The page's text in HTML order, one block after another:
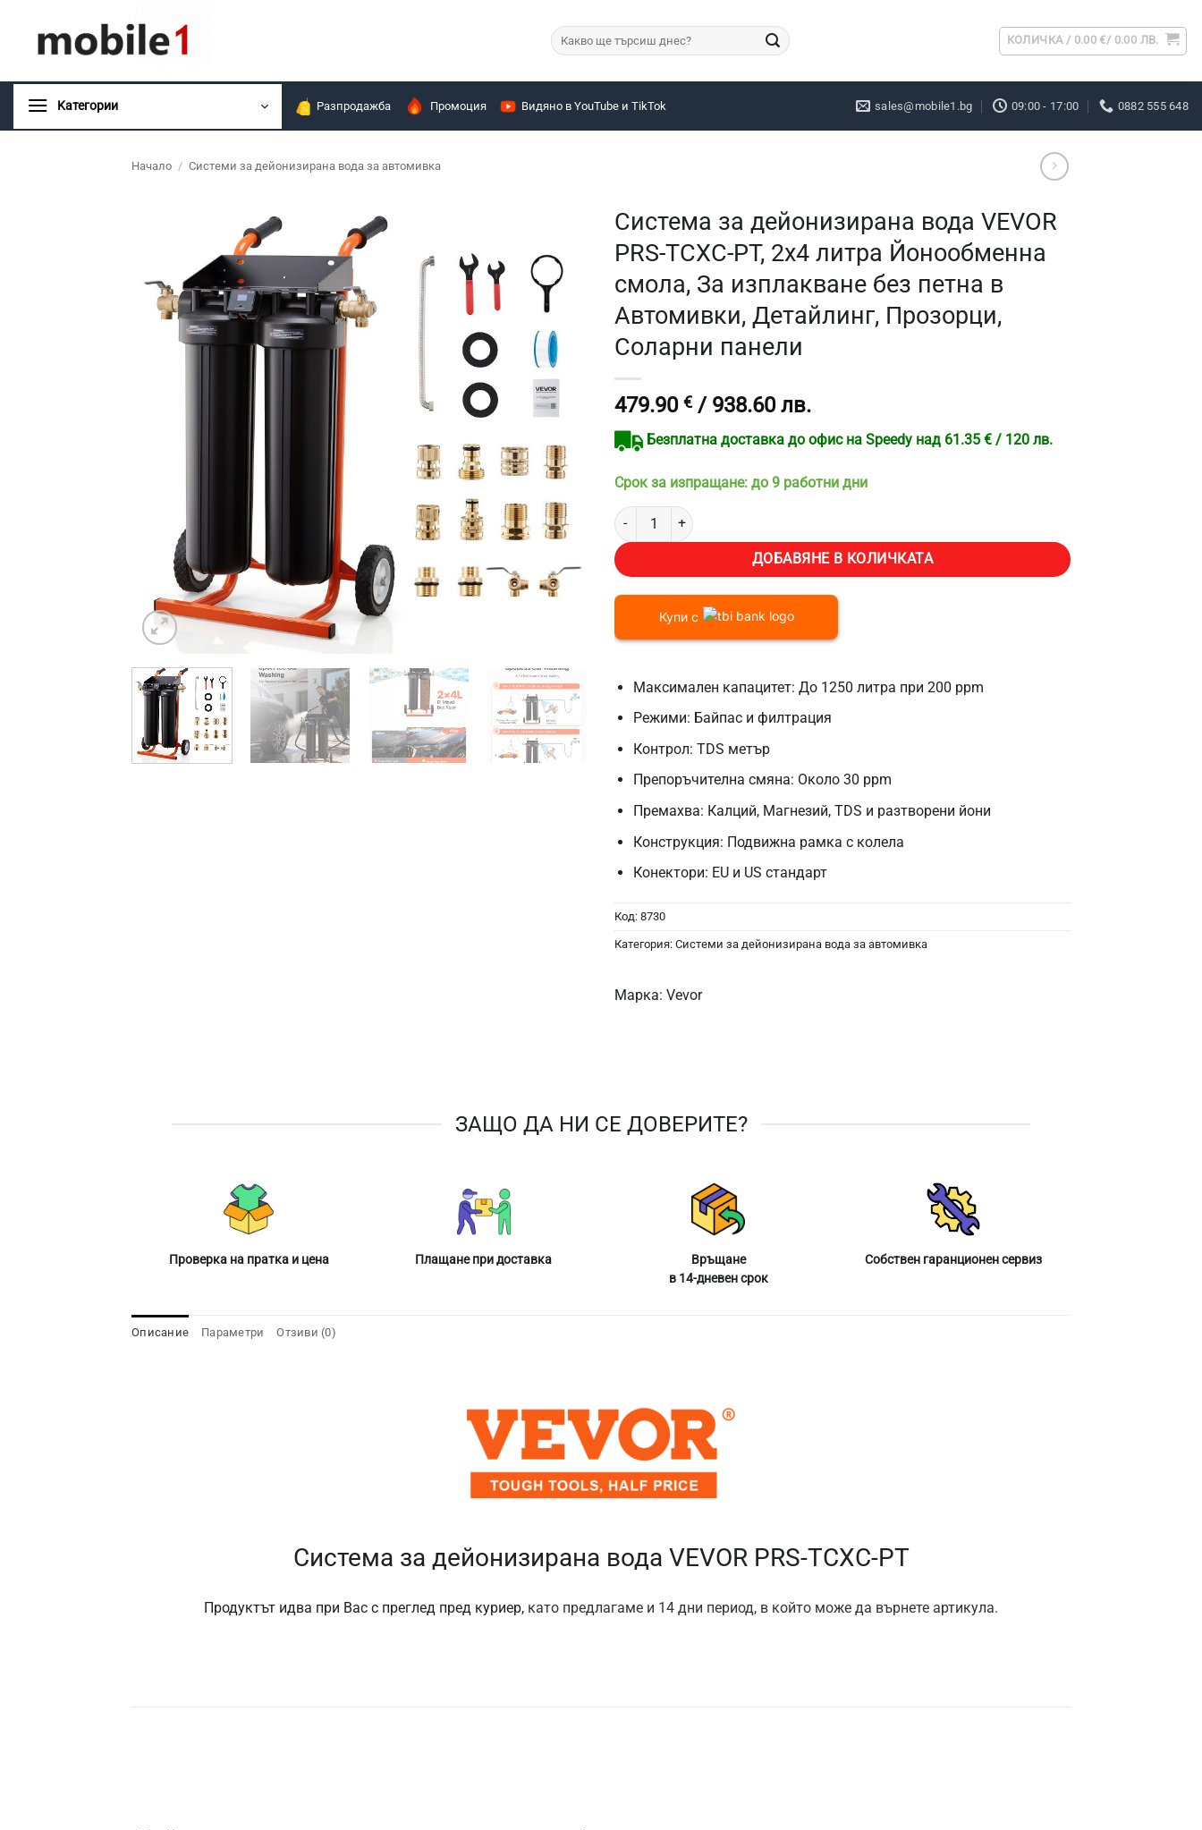
content
Търсене
за:
КОЛИЧКА / 0.00€/ 0.00 ЛВ.
Kатегории Разпродажба Промоция Видяно в YouTube и TikTok sales@mobile1.bg 09:00 - 17:00 0882 555 648
Начало / Системи за дейонизирана вода за автомивка
Система за дейонизирана вода VEVOR
PRS-TCXC-PT, 2х4 литра Йонообменна
смола, За изплакване без петна в
Автомивки, Детайлинг, Прозорци,
Соларни панели
479.90 € / 938.60 лв.
Безплатна доставка до офис на Speedy над 61.35 € / 120 лв.
Срок за изпращане: до 9 работни дни
количество за Система за дейонизирана вода VEVOR PRS-TCXC-PT, 2х4 литра Йонообменна
ДОБАВЯНЕ В КОЛИЧКАТА
Купи с
Максимален капацитет: До 1250 литра при 200 ppm
Режими: Байпас и филтрация
Контрол: TDS метър
Препоръчителна смяна: Около 30 ppm
Премахва: Калций, Магнезий, TDS и разтворени йони
Конструкция: Подвижна рамка с колела
Конектори: EU и US стандарт
Код: 8730
Категория: Системи за дейонизирана вода за автомивка
Марка: Vevor
ЗАЩО ДА НИ СЕ ДОВЕРИТЕ?
Проверка на пратка и цена Плащане при доставка
Връщане
в 14-дневен срок
Собствен гаранционен сервиз
Описание Параметри Отзиви (0)
Система за дейонизирана вода VEVOR PRS-TCXC-PT
Продуктът идва при Вас с преглед пред куриер, като предлагаме и 14 дни период, в който може да върнете артикула.